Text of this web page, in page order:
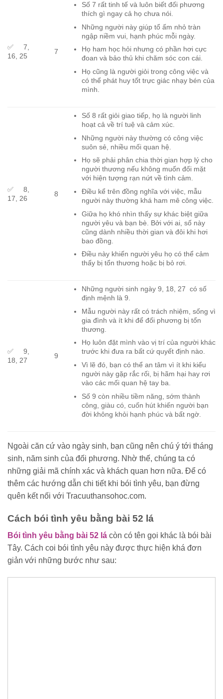
✅ 7,
16, 25
7
Số 7 rất tinh tế và luôn biết đối phương
thích gì ngay cả họ chưa nói.
Những người này giúp tổ ấm nhỏ tràn
ngập niềm vui, hạnh phúc mỗi ngày.
Họ ham học hỏi nhưng có phần hơi cực
đoan và bảo thủ khi chăm sóc con cái.
Họ cũng là người giỏi trong công việc và
có thể phát huy tốt trực giác nhạy bén của
mình.
✅ 8,
17, 26
8
Số 8 rất giỏi giao tiếp, họ là người linh
hoạt cả về trí tuệ và cảm xúc.
Những người này thường có công việc
suôn sẻ, nhiều mối quan hệ.
Họ sẽ phải phân chia thời gian hợp lý cho
người thương nếu không muốn đối mặt
với hiện tượng rạn nứt về tình cảm.
Điều kể trên đồng nghĩa với việc, mẫu
người này thường khá ham mê công việc.
Giữa họ khó nhìn thấy sự khác biệt giữa
người yêu và bạn bè. Bởi với ai, số này
cũng dành nhiều thời gian và đôi khi hơi
bao đồng.
Điều này khiến người yêu họ có thể cảm
thấy bị tổn thương hoặc bị bỏ rơi.
✅ 9,
18, 27
9
Những người sinh ngày 9, 18, 27 có số
định mệnh là 9.
Mẫu người này rất có trách nhiệm, sống vì
gia đình và ít khi để đối phương bị tổn
thương.
Họ luôn đặt mình vào vị trí của người khác
trước khi đưa ra bất cứ quyết định nào.
Vì lẽ đó, bạn có thể an tâm vì ít khi kiểu
người này gặp rắc rối, bị hãm hại hay rơi
vào các mối quan hệ tay ba.
Số 9 còn nhiều tiềm năng, sớm thành
công, giàu có, cuốn hút khiến người bạn
đời không khỏi hạnh phúc và bất ngờ.
Ngoài căn cứ vào ngày sinh, bạn cũng nên chú ý tới tháng
sinh, năm sinh của đối phương. Nhờ thế, chúng ta có
những giải mã chính xác và khách quan hơn nữa. Để có
thêm các hướng dẫn chi tiết khi bói tình yêu, bạn đừng
quên kết nối với Tracuuthansohoc.com.
Cách bói tình yêu bằng bài 52 lá
Bói tình yêu bằng bài 52 lá còn có tên gọi khác là bói bài
Tây. Cách coi bói tình yêu này được thực hiện khá đơn
giản với những bước như sau: